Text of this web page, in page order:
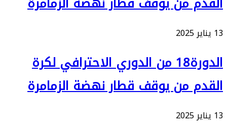
13 يناير 2025
الدورة18 من الدوري الاحترافي لكرة
القدم من يوقف قطار نهضة الزمامرة
13 يناير 2025